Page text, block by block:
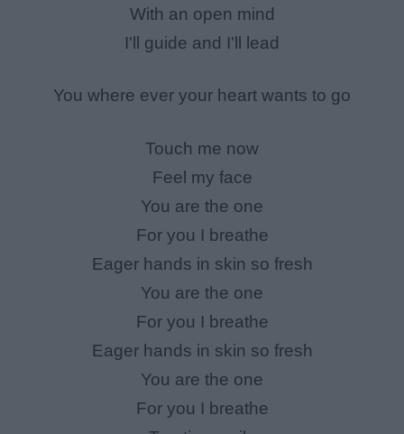
With an open mind
I'll guide and I'll lead
You where ever your heart wants to go
Touch me now
Feel my face
You are the one
For you I breathe
Eager hands in skin so fresh
You are the one
For you I breathe
Eager hands in skin so fresh
You are the one
For you I breathe